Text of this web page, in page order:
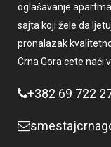
oglašavanje
sajta koji žele da
pronalazak
Crna Gora cete naći
+382 69 722